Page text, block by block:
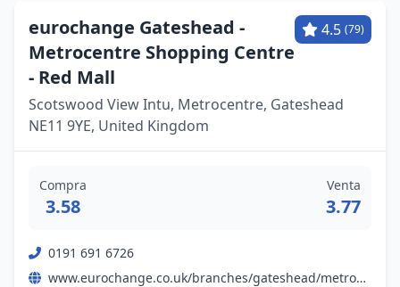
eurochange Gateshead -
Metrocentre Shopping Centre
- Red Mall
4.5 (79)
Scotswood View Intu, Metrocentre, Gateshead
NE11 9YE, United Kingdom
Compra
3.58
Venta
3.77
0191 691 6726
www.eurochange.co.uk/branches/gateshead/metrocentre-shopping-centre-red-mall?utm_source=google&utm_medium=organic&utm_campaign=gmb&utm_content=euogmet